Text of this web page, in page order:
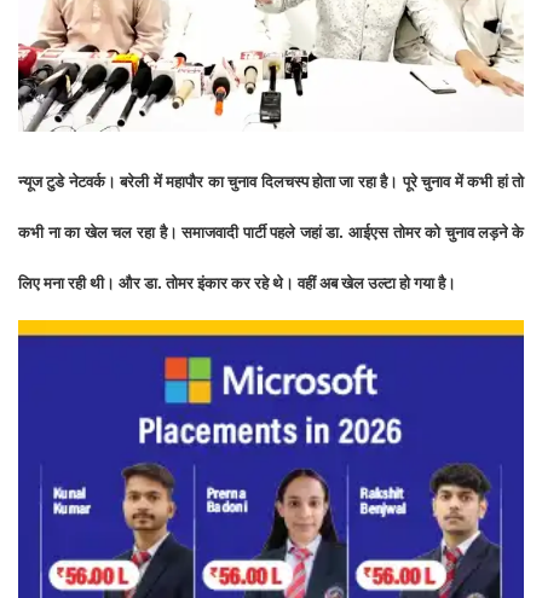
न्यूज टुडे नेटवर्क। बरेली में महापौर का चुनाव दिलचस्प होता जा रहा है। पूरे चुनाव में कभी हां तो
कभी ना का खेल चल रहा है। समाजवादी पार्टी पहले जहां डा. आईएस तोमर को चुनाव लड़ने के
लिए मना रही थी। और डा. तोमर इंकार कर रहे थे। वहीं अब खेल उल्टा हो गया है।